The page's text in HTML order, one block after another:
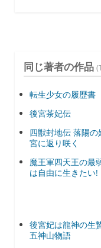
同じ著者の作品
転生少女の履歴書
後宮茶妃伝
四獣封地伝 落陽の
宮に返り咲く
魔王軍四天王の最
は自由に生きたい!
後宮妃は龍神の生
五神山物語